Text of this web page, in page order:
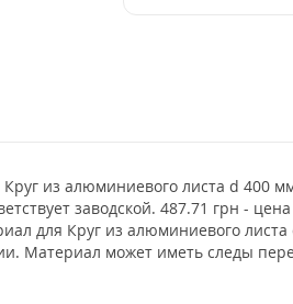
из алюминиевого листа d 400
заводской. 487.71 грн -
для Круг из алюминиевого
Материал может иметь следы